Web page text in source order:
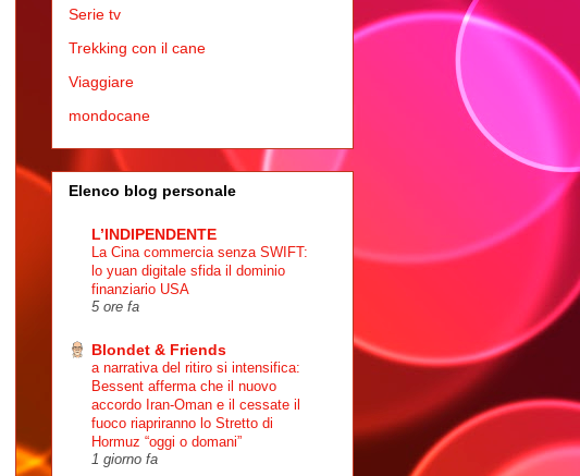
Serie tv
Trekking con il cane
Viaggiare
mondocane
Elenco blog personale
L’INDIPENDENTE
La Cina commercia senza SWIFT:
lo yuan digitale sfida il dominio
finanziario USA
5 ore fa
Blondet & Friends
a narrativa del ritiro si intensifica:
Bessent afferma che il nuovo
accordo Iran-Oman e il cessate il
fuoco riapriranno lo Stretto di
Hormuz “oggi o domani”
1 giorno fa